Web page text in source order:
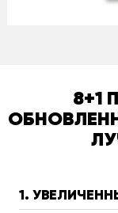
8+1
1.